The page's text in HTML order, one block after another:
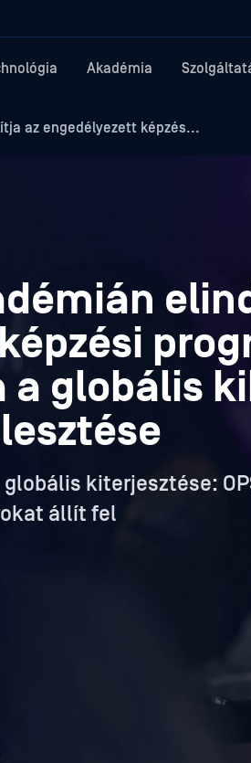
Akadémia
az engedélyezett képzés...
globális
kiterjesztése:
állít fel